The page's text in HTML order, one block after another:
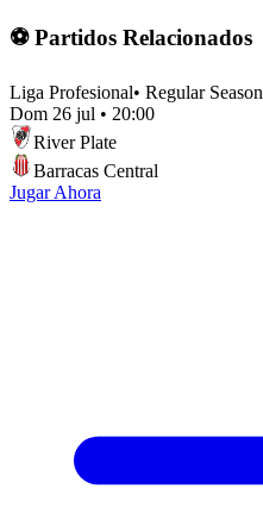
⚽ Partidos Relacionados
Liga Profesional• Regular Season
Dom 26 jul • 20:00
River Plate
Barracas Central
Jugar Ahora